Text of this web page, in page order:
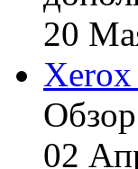
20
02